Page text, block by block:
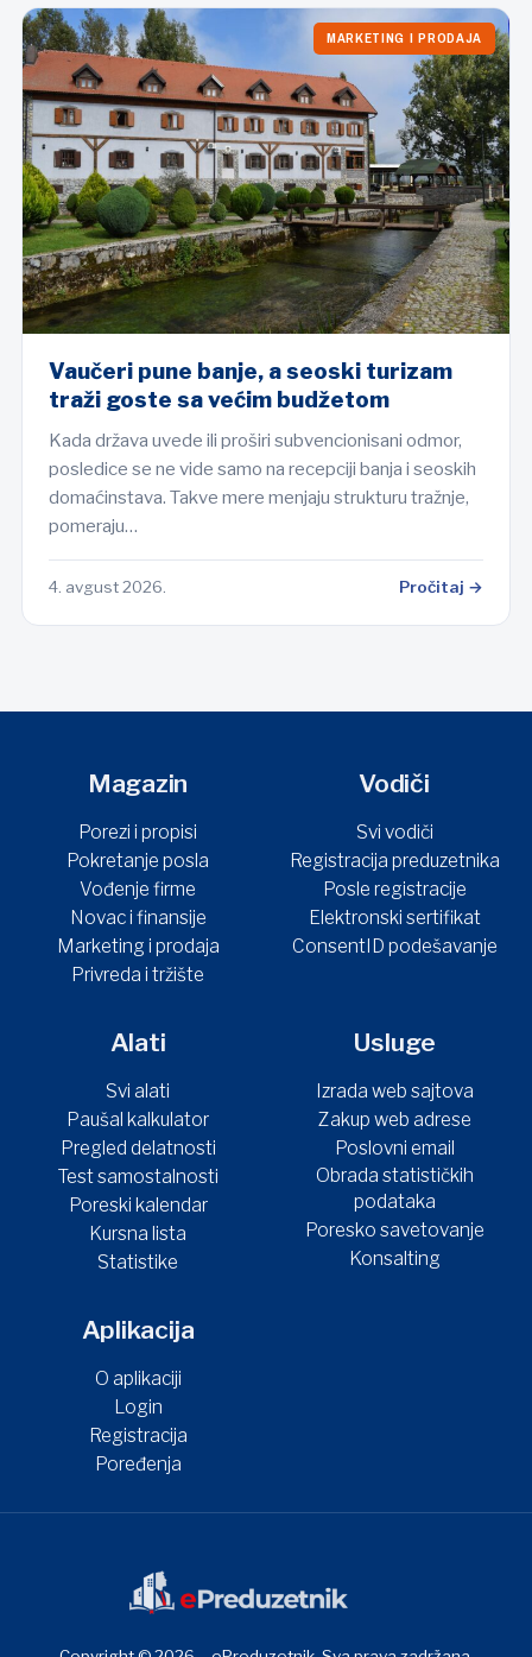
MARKETING I PRODAJA
Vaučeri pune banje, a seoski turizam
traži goste sa većim budžetom
Kada država uvede ili proširi subvencionisani odmor,
posledice se ne vide samo na recepciji banja i seoskih
domaćinstava. Takve mere menjaju strukturu tražnje,
pomeraju…
4. avgust 2026. Pročitaj →
Magazin
Porezi i propisi
Pokretanje posla
Vođenje firme
Novac i finansije
Marketing i prodaja
Privreda i tržište
Vodiči
Svi vodiči
Registracija preduzetnika
Posle registracije
Elektronski sertifikat
ConsentID podešavanje
Alati
Svi alati
Paušal kalkulator
Pregled delatnosti
Test samostalnosti
Poreski kalendar
Kursna lista
Statistike
Usluge
Izrada web sajtova
Zakup web adrese
Poslovni email
Obrada statističkih
podataka
Poresko savetovanje
Konsalting
Aplikacija
O aplikaciji
Login
Registracija
Poređenja